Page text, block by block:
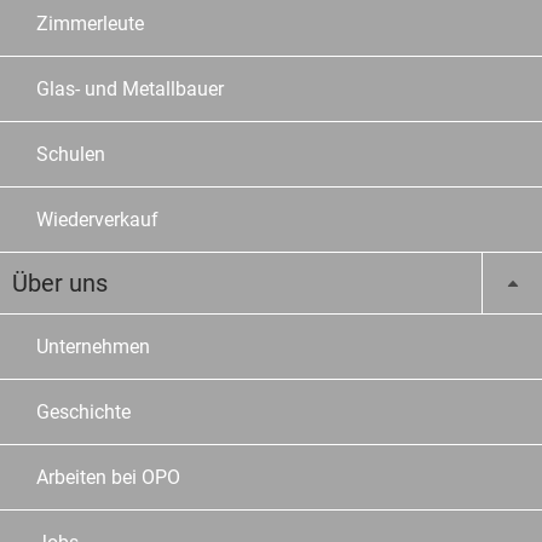
Zimmerleute
Glas- und Metallbauer
Schulen
Wiederverkauf
Über uns
Unternehmen
Geschichte
Arbeiten bei OPO